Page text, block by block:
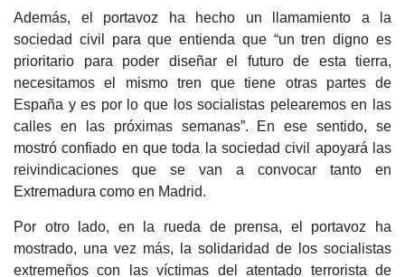
Además, el portavoz ha hecho un llamamiento a la
sociedad civil para que entienda que “un tren digno es
prioritario para poder diseñar el futuro de esta tierra,
necesitamos el mismo tren que tiene otras partes de
España y es por lo que los socialistas pelearemos en las
calles en las próximas semanas”. En ese sentido, se
mostró confiado en que toda la sociedad civil apoyará las
reivindicaciones que se van a convocar tanto en
Extremadura como en Madrid.
Por otro lado, en la rueda de prensa, el portavoz ha
mostrado, una vez más, la solidaridad de los socialistas
extremeños con las víctimas del atentado terrorista de